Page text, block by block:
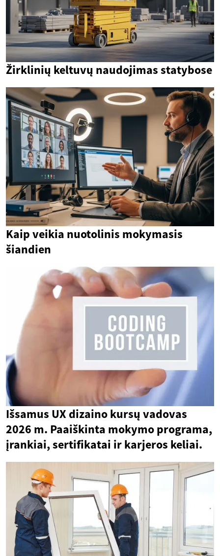
Žirklinių keltuvų naudojimas statybose
Kaip veikia nuotolinis mokymasis
šiandien
Išsamus UX dizaino kursų vadovas
2026 m. Paaiškinta mokymo programa,
įrankiai, sertifikatai ir karjeros keliai.